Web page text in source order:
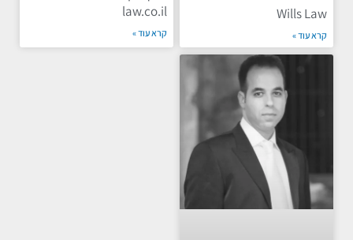
Wills Law
קרא עוד »
law.co.il
קרא עוד »